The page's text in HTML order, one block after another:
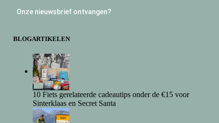
Onze nieuwsbrief ontvangen?
BLOGARTIKELEN
10 Fiets gerelateerde cadeautips onder de €15 voor
Sinterklaas en Secret Santa